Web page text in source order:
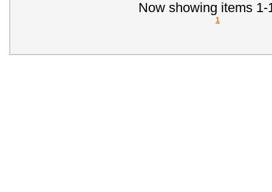
Now showing items 1-
1